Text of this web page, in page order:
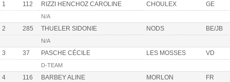
1 112 RIZZI HENCHOZ CAROLINE CHOULEX GE
N/A
2 285 THUELER SIDONIE NODS BE/JB
N/A
3 37 PASCHE CÉCILE LES MOSSES VD
D-TEAM
4 116 BARBEY ALINE MORLON FR